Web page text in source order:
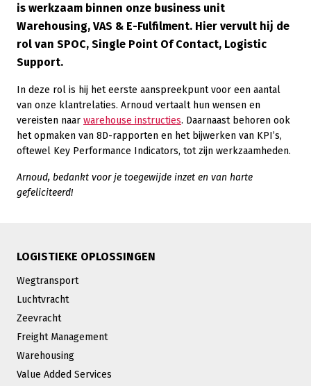
is werkzaam binnen onze business unit
Warehousing, VAS & E-Fulfilment. Hier vervult hij de
rol van SPOC, Single Point Of Contact, Logistic
Support.
In deze rol is hij het eerste aanspreekpunt voor een aantal
van onze klantrelaties. Arnoud vertaalt hun wensen en
vereisten naar warehouse instructies. Daarnaast behoren ook
het opmaken van 8D-rapporten en het bijwerken van KPI’s,
oftewel Key Performance Indicators, tot zijn werkzaamheden.
Arnoud, bedankt voor je toegewijde inzet en van harte
gefeliciteerd!
LOGISTIEKE OPLOSSINGEN
Wegtransport
Luchtvracht
Zeevracht
Freight Management
Warehousing
Value Added Services